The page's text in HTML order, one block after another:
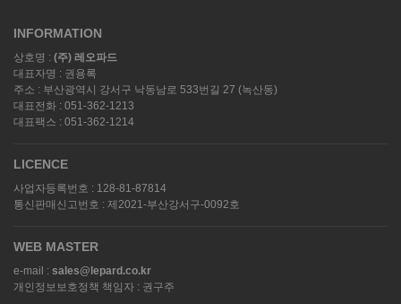
INFORMATION
상호명 : (주) 레오파드
대표자명 : 권용록
주소 : 부산광역시 강서구 낙동남로 533번길 27 (녹산동)
대표전화 : 051-362-1213
대표팩스 : 051-362-1214
LICENCE
사업자등록번호 : 128-81-87814
통신판매신고번호 : 제2021-부산강서구-0092호
WEB MASTER
e-mail : sales@lepard.co.kr
개인정보보호정책 책임자 : 권구주